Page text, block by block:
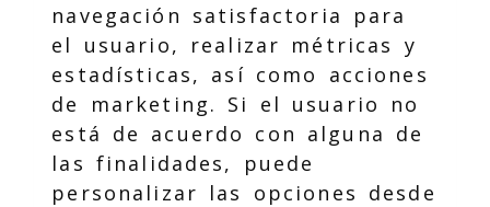
navegación satisfactoria para
el usuario, realizar métricas y
estadísticas, así como acciones
de marketing. Si el usuario no
está de acuerdo con alguna de
las finalidades, puede
personalizar las opciones desde